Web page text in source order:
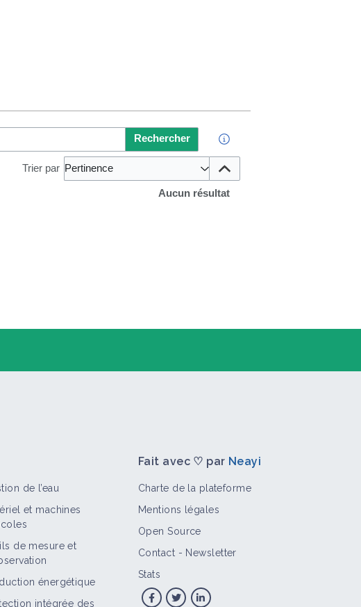
Rechercher
Trier par Pertinence
Aucun résultat
quels
de l’eau
et machines
de mesure et
énergétique
intégrée des
Fait avec ♡ par Neayi
Charte de la plateforme
Mentions légales
Open Source
Contact - Newsletter
Stats